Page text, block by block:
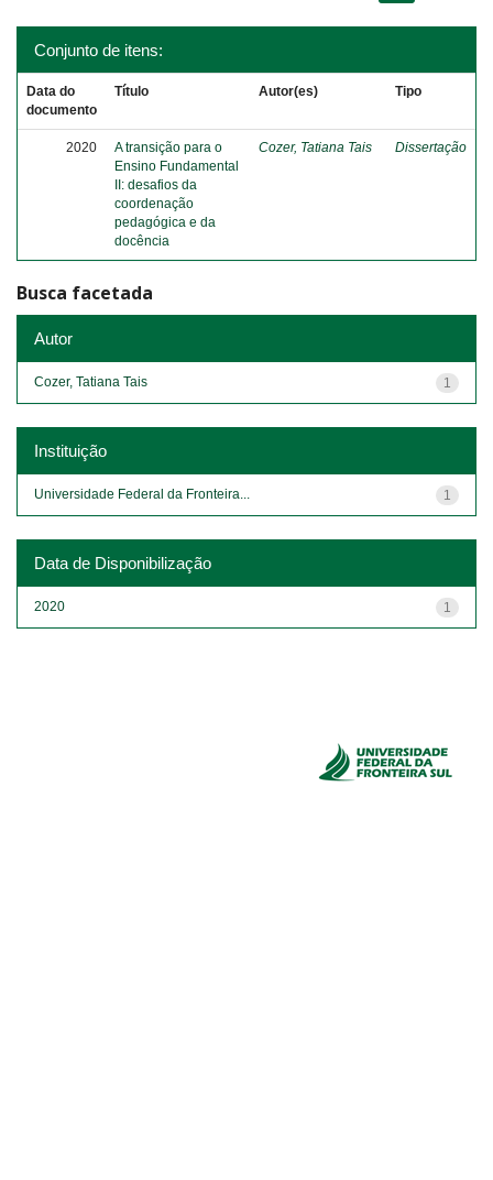
Conjunto de itens:
Data do
documento
Título Autor(es) Tipo
2020
A transição para o
Ensino Fundamental
II: desafios da
coordenação
pedagógica e da
docência
Cozer, Tatiana Tais Dissertação
Busca facetada
Autor
1
Cozer, Tatiana Tais
Instituição
1
Universidade Federal da Fronteira...
Data de Disponibilização
1
2020